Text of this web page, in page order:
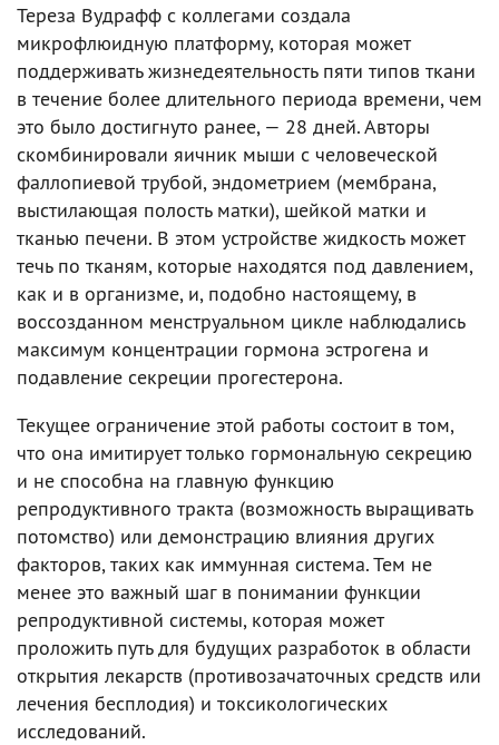
Тереза Вудрафф с коллегами создала
микрофлюидную платформу, которая может
поддерживать жизнедеятельность пяти типов ткани
в течение более длительного периода времени, чем
это было достигнуто ранее, — 28 дней. Авторы
скомбинировали яичник мыши с человеческой
фаллопиевой трубой, эндометрием (мембрана,
выстилающая полость матки), шейкой матки и
тканью печени. В этом устройстве жидкость может
течь по тканям, которые находятся под давлением,
как и в организме, и, подобно настоящему, в
воссозданном менструальном цикле наблюдались
максимум концентрации гормона эстрогена и
подавление секреции прогестерона.
Текущее ограничение этой работы состоит в том,
что она имитирует только гормональную секрецию
и не способна на главную функцию
репродуктивного тракта (возможность выращивать
потомство) или демонстрацию влияния других
факторов, таких как иммунная система. Тем не
менее это важный шаг в понимании функции
репродуктивной системы, которая может
проложить путь для будущих разработок в области
открытия лекарств (противозачаточных средств или
лечения бесплодия) и токсикологических
исследований.